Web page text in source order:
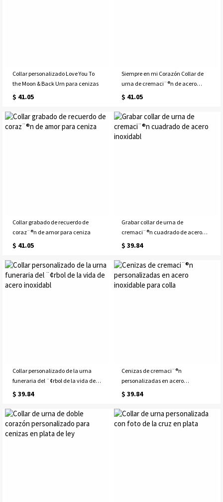
Collar personalizado Love You To
the Moon & Back Urn para cenizas
$ 41.05
Siempre en mi Corazón Collar de
urna de cremaci¨®n de acero
inoxidable para ceniza
$ 41.05
Collar grabado de recuerdo de
coraz¨®n de amor para ceniza
$ 41.05
Grabar collar de urna de
cremaci¨®n cuadrado de acero
inoxidabl
$ 39.84
Collar personalizado de la urna
funeraria del ¨¢rbol de la vida de
acero inoxidabl
$ 39.84
Cenizas de cremaci¨®n
personalizadas en acero
inoxidable para colla
$ 39.84